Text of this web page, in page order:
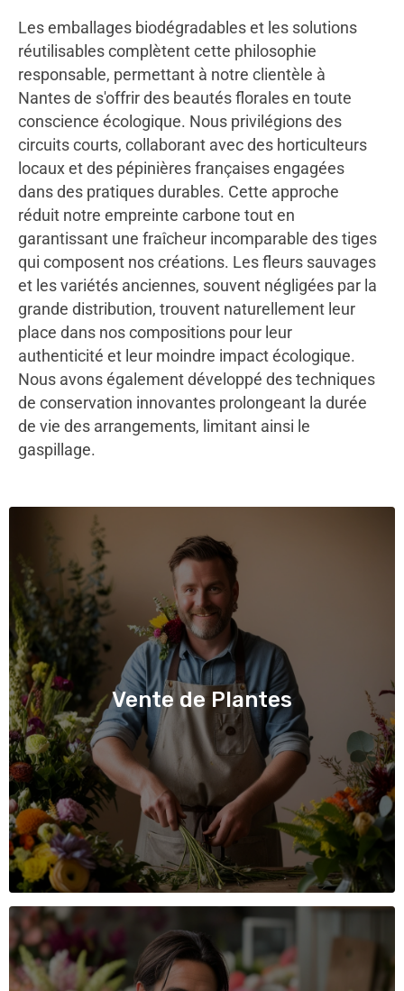
Les emballages biodégradables et les solutions
réutilisables complètent cette philosophie
responsable, permettant à notre clientèle à
Nantes de s'offrir des beautés florales en toute
conscience écologique. Nous privilégions des
circuits courts, collaborant avec des horticulteurs
locaux et des pépinières françaises engagées
dans des pratiques durables. Cette approche
réduit notre empreinte carbone tout en
garantissant une fraîcheur incomparable des tiges
qui composent nos créations. Les fleurs sauvages
et les variétés anciennes, souvent négligées par la
grande distribution, trouvent naturellement leur
place dans nos compositions pour leur
authenticité et leur moindre impact écologique.
Nous avons également développé des techniques
de conservation innovantes prolongeant la durée
de vie des arrangements, limitant ainsi le
gaspillage.
Vente de Plantes